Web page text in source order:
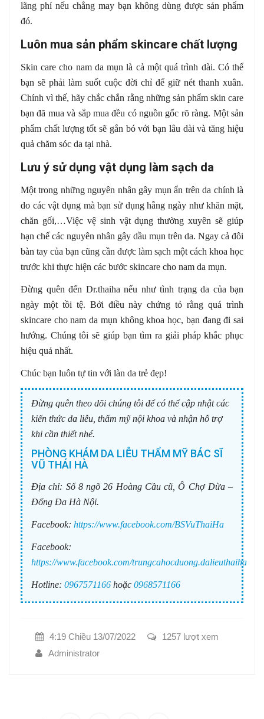
lãng phí nếu chẳng may bạn không dùng được sản phẩm
đó.
Luôn mua sản phẩm skincare chất lượng
Skin care cho nam da mụn là cả một quá trình dài. Có thể
bạn sẽ phải làm suốt cuộc đời chỉ để giữ nét thanh xuân.
Chính vì thế, hãy chắc chắn rằng những sản phẩm skin care
bạn đã mua và sắp mua đều có nguồn gốc rõ ràng. Một sản
phẩm chất lượng tốt sẽ gắn bó với bạn lâu dài và tăng hiệu
quả chăm sóc da tại nhà.
Lưu ý sử dụng vật dụng làm sạch da
Một trong những nguyên nhân gây mụn ẩn trên da chính là
do các vật dụng mà bạn sử dụng hằng ngày như khăn mặt,
chăn gối,…Việc vệ sinh vật dụng thường xuyên sẽ giúp
hạn chế các nguyên nhân gây dầu mụn trên da. Ngay cả đôi
bàn tay của bạn cũng cần được làm sạch một cách khoa học
trước khi thực hiện các bước skincare cho nam da mụn.
Đừng quên đến Dr.thaiha nếu như tình trạng da của bạn
ngày một tồi tệ. Bởi điều này chứng tỏ rằng quá trình
skincare cho nam da mụn không khoa học, bạn đang đi sai
hướng. Chúng tôi sẽ giúp bạn tìm ra giải pháp khắc phục
hiệu quả nhất.
Chúc bạn luôn tự tin với làn da trẻ đẹp!
Đừng quên theo dõi chúng tôi để có thể cập nhật các
kiến thức da liễu, thẩm mỹ nội khoa và nhận hỗ trợ
khi cần thiết nhé.
PHÒNG KHÁM DA LIỄU THẨM MỸ BÁC SĨ
VŨ THÁI HÀ
Địa chỉ: Số 8 ngõ 26 Hoàng Cầu cũ, Ô Chợ Dừa –
Đống Đa Hà Nội.
Facebook: https://www.facebook.com/BSVuThaiHa
Facebook:
https://www.facebook.com/trungcahocduong.dalieuthaiha
Hotline: 0967571166 hoặc 0968571166
4:19 Chiều 13/07/2022
1257 lượt xem
Administrator